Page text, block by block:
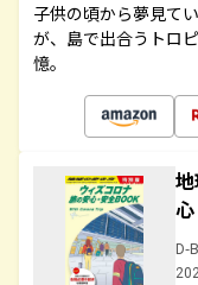
子供の頃から夢見て
が、島で出合うトロ
憶。
D-